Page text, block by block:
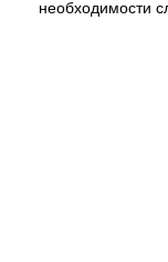
необходимости